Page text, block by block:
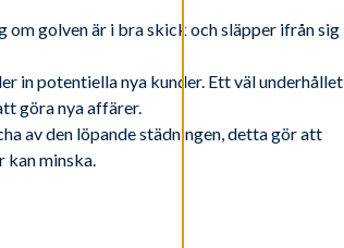
om golven är i bra skick och släpper ifrån sig
in potentiella nya kunder. Ett väl underhållet
göra nya affärer.
av den löpande städningen, detta gör att
kan minska.